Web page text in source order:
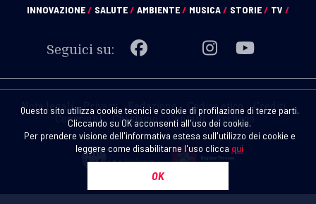
INNOVAZIONE/ SALUTE/ AMBIENTE/ MUSICA/ STORIE/ TV /
Seguici su:
Note legali Privacy Redazione Codice etico
Crediti
Copyright
Chi siamo Contatti Archivio
Questo sito utilizza cookie tecnici e cookie di profilazione di terze parti.
Cliccando su OK acconsenti all'uso dei cookie.
Per prendere visione dell'informativa estesa sull'utilizzo dei cookie e
leggere come disabilitarne l'uso clicca qui
OK